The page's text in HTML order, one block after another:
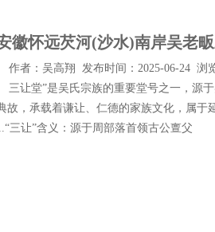
徽怀远芡河(沙水)南岸吴老
作者：吴高翔 发布时间：2025-06-24 浏
三让堂”是吴氏宗族的重要堂号之一，源
故，承载着谦让、仁德的家族文化，属于
三让”含义：源于周部落首领古公亶父